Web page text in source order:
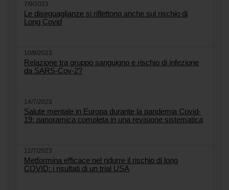
7/9/2023
Le diseguaglianze si riflettono anche sul rischio di
Long Covid
10/8/2023
Relazione tra gruppo sanguigno e rischio di infezione
da SARS-Cov-2?
14/7/2023
Salute mentale in Europa durante la pandemia Covid-
19: panoramica completa in una revisione sistematica
12/7/2023
Metformina efficace nel ridurre il rischio di long
COVID: i risultati di un trial USA